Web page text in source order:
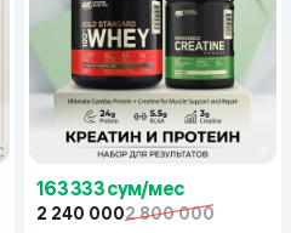
163 333 сум/мес
2 240 0002 800 000